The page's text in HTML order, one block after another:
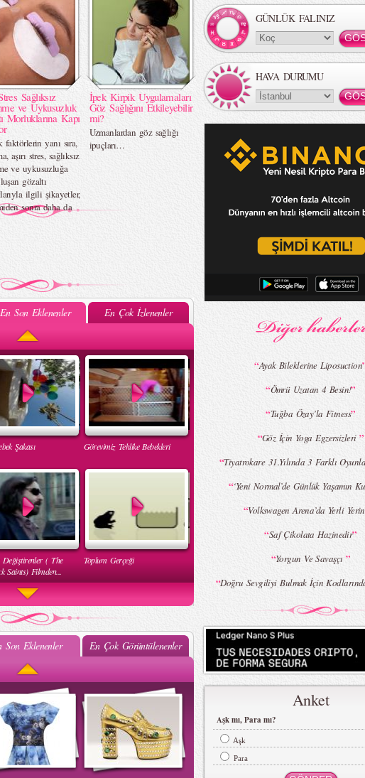
Sağlıksız
ve Uykusuzluk
Morluklarına Kapı
faktörlerin yanı sıra,
aşırı stres, sağlıksız
ve uykusuzluğa
gözaltı
ilgili şikayetler,
sonra daha da
İpek Kirpik Uygulamaları
Göz Sağlığını Etkileyebilir
mi?
Uzmanlardan göz sağlığı
ipuçları…
En Son Eklenenler En Çok İzlenenler
Şakası Görevimiz Tehlike Bebekleri
Değiştirenler ( The
Saints) Filmden...
Toplum Gerçeği
2015 Defilesi
Son Eklenenler En Çok Görüntülenenler
GÜNLÜK FALINIZ
HAVA DURUMU
“Ayak Bileklerine Liposuction
“Ömrü Uzatan 4 Besin!”
“Tuğba Özay’la Fitness”
“Göz İçin Yoga Egzersizleri ”
“Tiyatrokare 31.Yılında 3 Farklı
“‘Yeni Normal’de Günlük Yaşamın
“Volkswagen Arena’da Yerli
“Saf Çikolata Hazinedir”
“Yorgun Ve Savaşçı ”
“Doğru Sevgiliyi Bulmak İçin
Anket
Aşk mı, Para mı?
Aşk
Para